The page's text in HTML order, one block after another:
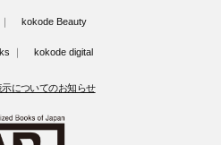
kokode Beauty
kokode digital
についてのお知らせ